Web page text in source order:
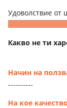
Удоволствие от
Какво не ти
Начин на
----------
На кое